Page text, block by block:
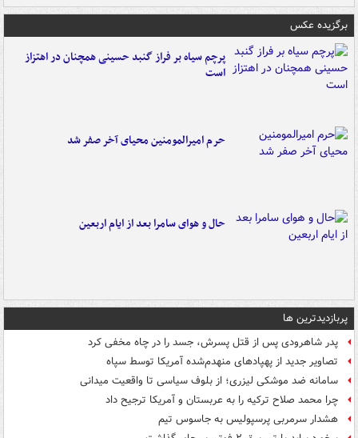
برگزیده عکس
پرچم سیاه بر فراز گنبد حسینی همچنان در اهتزاز
است
حرم امیرالمومنین محیای آخر صفر شد
حال و هوای سامرا بعد از ایام اربعین
پربازدیدترین ها
پدر شاهرودی پس از قتل پسرش، جسد را در چاه مخفی کرد
تصاویر جدید از پهپادهای منهدم‌شده آمریکا توسط سپاه
سامانه ضد موشکی لیزری؛ از بلوف سیاسی تا واقعیت میدانی
چرا محمد صلاح ترکیه را به عربستان و آمریکا ترجیح داد
هشدار سرمربی پرسپولیس به جاسوس تیم